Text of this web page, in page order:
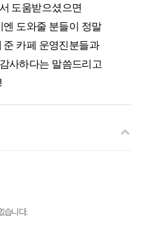
도움받으셨으면
엔 도와줄 분들이 정말
준 카페 운영진분들과
사하다는 말씀드리고
습니다.